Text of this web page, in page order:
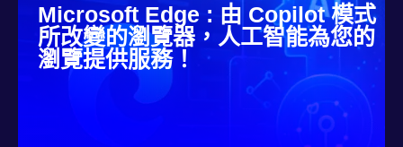
Microsoft Edge : 由 Copilot 模式
所改變的瀏覽器，人工智能為您的
瀏覽提供服務！